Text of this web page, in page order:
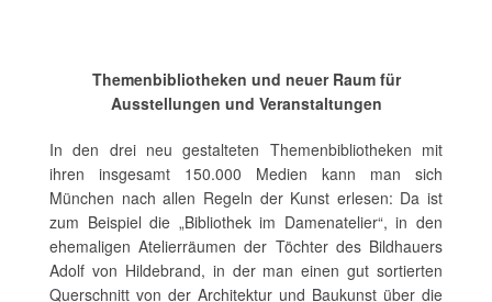
Themenbibliotheken und neuer Raum für
Ausstellungen und Veranstaltungen
In den drei neu gestalteten Themenbibliotheken mit
ihren insgesamt 150.000 Medien kann man sich
München nach allen Regeln der Kunst erlesen: Da ist
zum Beispiel die „Bibliothek im Damenatelier“, in den
ehemaligen Atelierräumen der Töchter des Bildhauers
Adolf von Hildebrand, in der man einen gut sortierten
Querschnitt von der Architektur und Baukunst über die